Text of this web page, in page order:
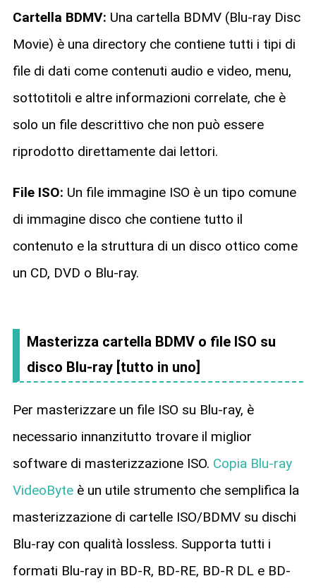
Cartella BDMV: Una cartella BDMV (Blu-ray Disc
Movie) è una directory che contiene tutti i tipi di
file di dati come contenuti audio e video, menu,
sottotitoli e altre informazioni correlate, che è
solo un file descrittivo che non può essere
riprodotto direttamente dai lettori.
File ISO: Un file immagine ISO è un tipo comune
di immagine disco che contiene tutto il
contenuto e la struttura di un disco ottico come
un CD, DVD o Blu-ray.
Masterizza cartella BDMV o file ISO su
disco Blu-ray [tutto in uno]
Per masterizzare un file ISO su Blu-ray, è
necessario innanzitutto trovare il miglior
software di masterizzazione ISO. Copia Blu-ray
VideoByteè un utile strumento che semplifica la
masterizzazione di cartelle ISO/BDMV su dischi
Blu-ray con qualità lossless. Supporta tutti i
formati Blu-ray in BD-R, BD-RE, BD-R DL e BD-